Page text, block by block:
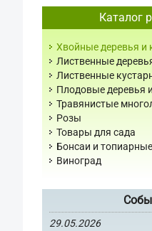
Каталог
Хвойные деревья и
Лиственные
Лиственные
Плодовые деревья
Травянистые
Розы
Товары для сада
Бонсаи и
Виноград
29.05.2026